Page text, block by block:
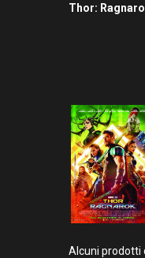
Thor:
Alcuni prodotti